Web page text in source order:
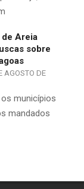
de Areia
sobre
AGOSTO DE
municípios
mandados